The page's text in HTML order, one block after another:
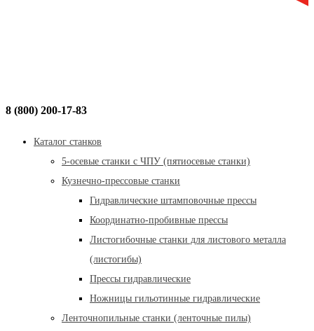
8 (800) 200-17-83
Каталог станков
5-осевые станки с ЧПУ (пятиосевые станки)
Кузнечно-прессовые станки
Гидравлические штамповочные прессы
Координатно-пробивные прессы
Листогибочные станки для листового металла
(листогибы)
Прессы гидравлические
Ножницы гильотинные гидравлические
Ленточнопильные станки (ленточные пилы)